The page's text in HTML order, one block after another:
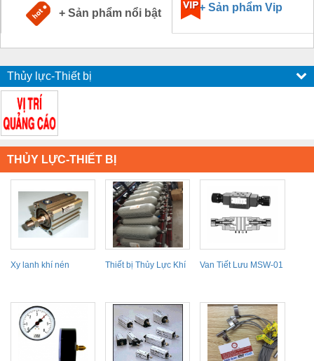
+ Sản phẩm nổi bật + Sản phẩm Vip
Thủy lực-Thiết bị
THỦY LỰC-THIẾT BỊ
Xy lanh khí nén
Thiết bị Thủy Lực Khí
Van Tiết Lưu MSW-01